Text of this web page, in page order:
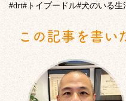
#drt# トイプードル#犬のいる生
この記事を書い